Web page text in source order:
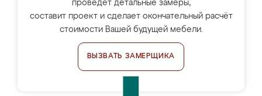
проведёт детальные замеры,
составит проект и сделает окончательный расчёт
стоимости Вашей будущей мебели.
ВЫЗВАТЬ ЗАМЕРЩИКА